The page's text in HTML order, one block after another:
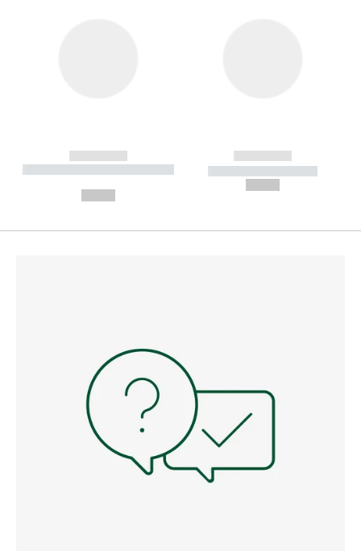
------------
----------- ----------- --------
------------
----------- -----------